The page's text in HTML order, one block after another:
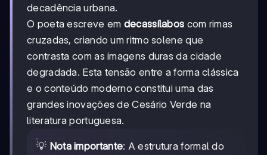
decadência urbana.
O poeta escreve em decassílabos com rimas
cruzadas, criando um ritmo solene que
contrasta com as imagens duras da cidade
degradada. Esta tensão entre a forma clássica
e o conteúdo moderno constitui uma das
grandes inovações de Cesário Verde na
literatura portuguesa.
💡 Nota importante: A estrutura formal do